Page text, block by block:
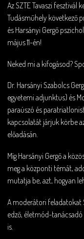
Az SZTE Tavaszi fesztivál
Tudásműhely következő
és Harsányi Gergő
május 11-én!
Neked mi a kifogásod?
Dr. Harsányi Szabolcs
egyetemi adjunktus) és
paraúszó és
kapcsolatát járjuk körbe
előadásán.
Míg Harsányi Gergő a
meg a központi témát,
mutatja be, azt, hogyan
A moderátori feladatokat
edző, életmód-tanácsadó
is.